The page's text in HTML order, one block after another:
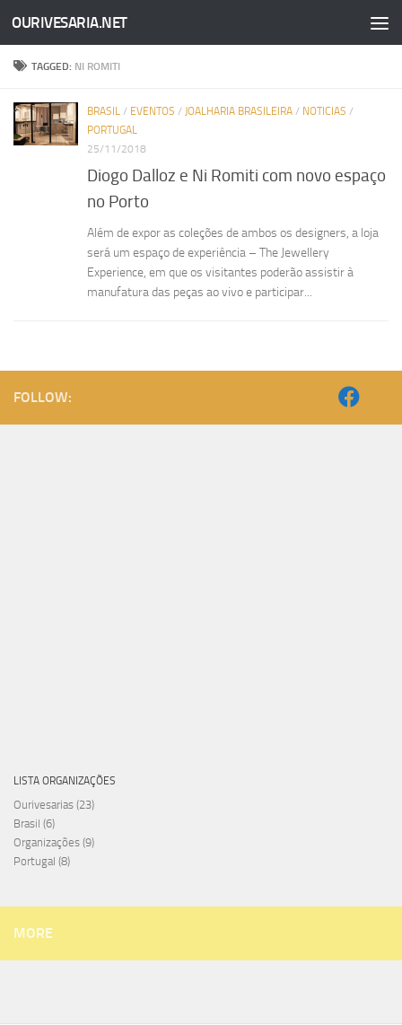
Skip to content
OURIVESARIA.NET
TAGGED: NI ROMITI
BRASIL / EVENTOS / JOALHARIA BRASILEIRA / NOTICIAS /
PORTUGAL
25/11/2018
Diogo Dalloz e Ni Romiti com novo espaço
no Porto
Além de expor as coleções de ambos os designers, a loja
será um espaço de experiência – The Jewellery
Experience, em que os visitantes poderão assistir à
manufatura das peças ao vivo e participar...
FOLLOW:
LISTA ORGANIZAÇÕES
Ourivesarias (23)
Brasil (6)
Organizações (9)
Portugal (8)
MORE